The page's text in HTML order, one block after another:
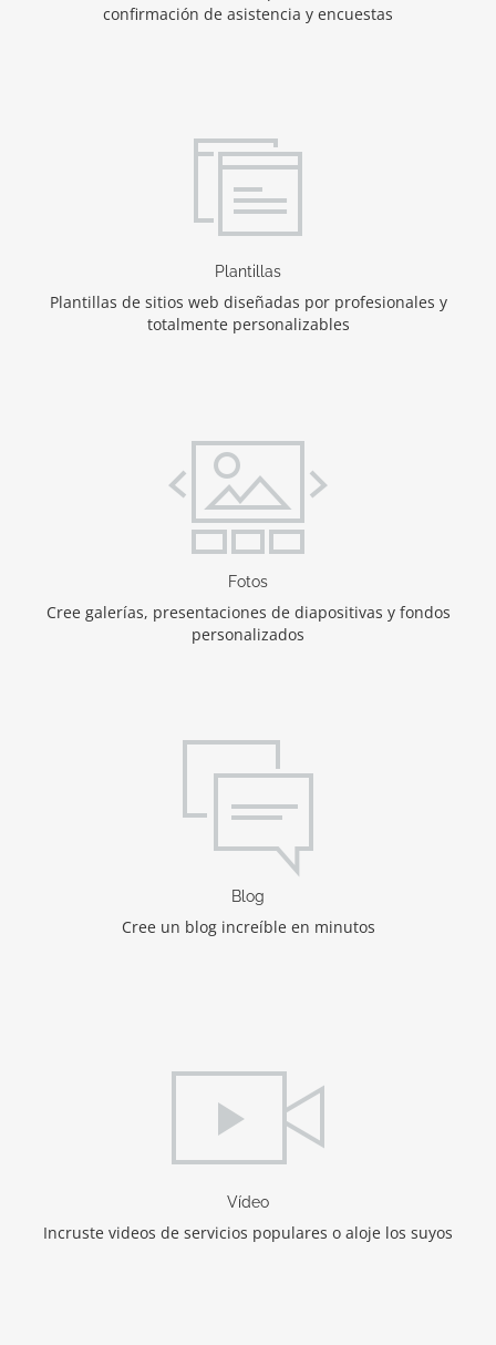
confirmación de asistencia y encuestas
Plantillas
Plantillas de sitios web diseñadas por profesionales y
totalmente personalizables
Fotos
Cree galerías, presentaciones de diapositivas y fondos
personalizados
Blog
Cree un blog increíble en minutos
Vídeo
Incruste videos de servicios populares o aloje los suyos